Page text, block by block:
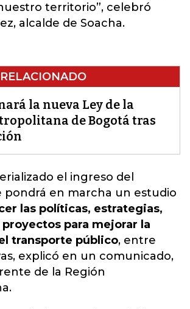
territorio”, celebró
alcalde de Soacha.
la nueva Ley de la
de Bogotá tras
el ingreso del
pondrá en marcha un estudio
las políticas, estrategias,
para mejorar la
transporte público, entre
explicó en un comunicado,
de la Región